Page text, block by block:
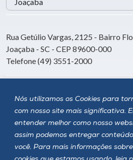
Nós utilizamos os Cookies para
com nosso site mais significativa.
entender melhor como nosso
assim podemos entregar
você. Para mais informações
Rua Getúlio Vargas, 2125 - Bairro
Joaçaba - SC - CEP 89600-000
Telefone (49) 3551-2000
Siga a Unoesc